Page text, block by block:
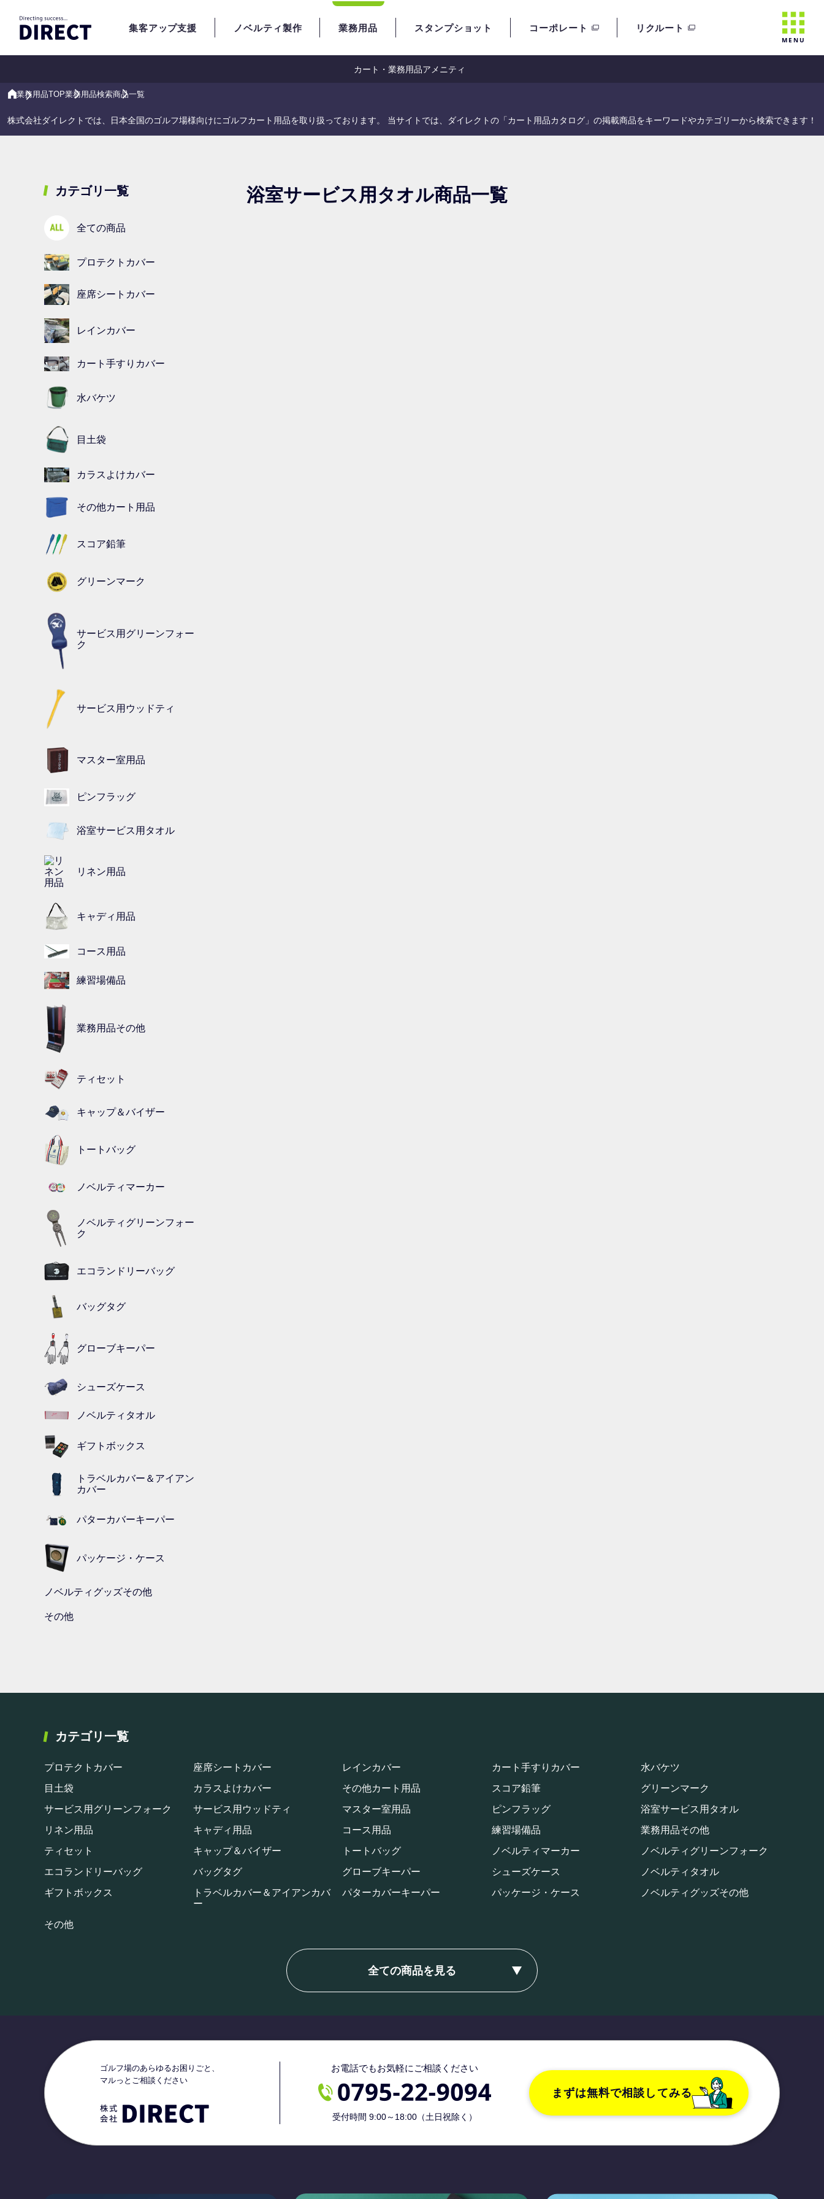
集客アップ支援 ノベルティ製作 業務用品
カート・業務用品アメニティ
スタンプショット コーポレート リクルート
MENU
業務用品TOP業務用品検索商品一覧
株式会社ダイレクトでは、日本全国のゴルフ場様向けにゴルフカート用品を取り扱っております。 当サイトでは、ダイレクトの「カート用品カタログ」の掲載商品をキーワードやカテゴリーから検索できます！
カテゴリ一覧
全ての商品
プロテクトカバー
座席シートカバー
レインカバー
カート手すりカバー
水バケツ
目土袋
カラスよけカバー
その他カート用品
スコア鉛筆
グリーンマーク
サービス用グリーンフォー
ク
サービス用ウッドティ
マスター室用品
ピンフラッグ
浴室サービス用タオル
リネン用品
キャディ用品
コース用品
練習場備品
業務用品その他
ティセット
キャップ＆バイザー
トートバッグ
ノベルティマーカー
ノベルティグリーンフォー
ク
エコランドリーバッグ
バッグタグ
グローブキーパー
シューズケース
ノベルティタオル
ギフトボックス
トラベルカバー＆アイアン
カバー
パターカバーキーパー
パッケージ・ケース
ノベルティグッズその他
その他
浴室サービス用タオル商品一覧
カテゴリ一覧
プロテクトカバー 座席シートカバー レインカバー カート手すりカバー
水バケツ
目土袋
カラスよけカバー その他カート用品 スコア鉛筆
グリーンマーク
サービス用グリーンフォーク
サービス用ウッドティ マスター室用品 ピンフラッグ
浴室サービス用タオル
リネン用品
キャディ用品 コース用品 練習場備品
業務用品その他
ティセット
キャップ＆バイザー トートバッグ ノベルティマーカー
ノベルティグリーンフォーク
エコランドリーバッグ
バッグタグ グローブキーパー シューズケース
ノベルティタオル
ギフトボックス
トラベルカバー＆アイアンカバ
ー
パターカバーキーパー パッケージ・ケース ノベルティグッズその他
その他
全ての商品を見る
ゴルフ場のあらゆるお困りごと、
マルっとご相談ください
お電話でもお気軽にご相談ください
受付時間 9:00～18:00（土日祝除く）
まずは無料で相談してみる